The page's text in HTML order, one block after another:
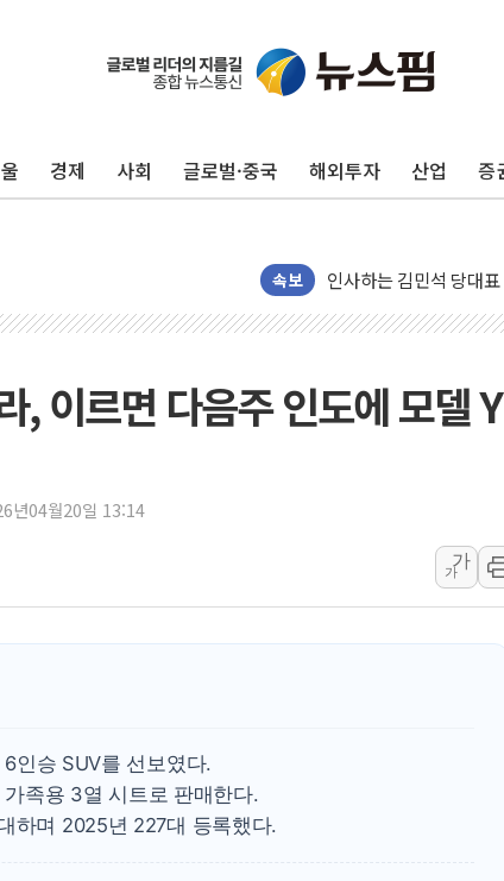
경제 사회 글로벌·중국 해외투자 산업 증
속보
인천 합동연설회 나선
김민석, 2주차 제주·인
[속보] 민주, 제주·인천
[속보] 민주, 인천 경선
이번주 국내 주요 금융
美, 이란전 출구전략 만
李대통령 "결혼 때문
여수 오동도 인근 해상
'화합' 꺼낸 김민석에 '
李대통령, ISA 개편
동해중부 전 해상 풍
연일 폭염에 온열질환
, 이르면 다음주 인도에 모델 Y
년04월20일 13:14
가
가
인승 SUV를 선보였다.
족용 3열 시트로 판매한다.
하며 2025년 227대 등록했다.